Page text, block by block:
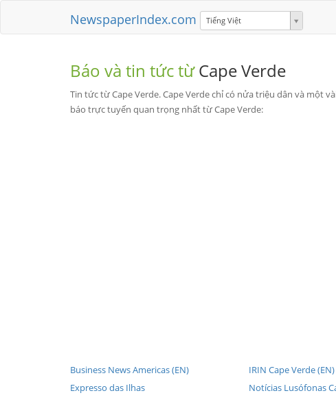
NewspaperIndex.com Tiếng Việt
Báo và tin tức từCape Verde
Tin tức từ Cape Verde. Cape Verde chỉ có nửa triệu dân và một
báo trực tuyến quan trọng nhất từ Cape Verde:
Business News Americas (EN)
Expresso das Ilhas
IRIN Cape Verde (EN)
Notícias Lusófonas